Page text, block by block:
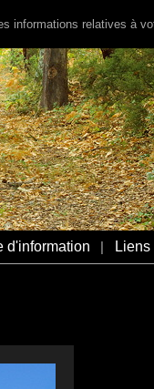
d'information Liens
informations relatives à